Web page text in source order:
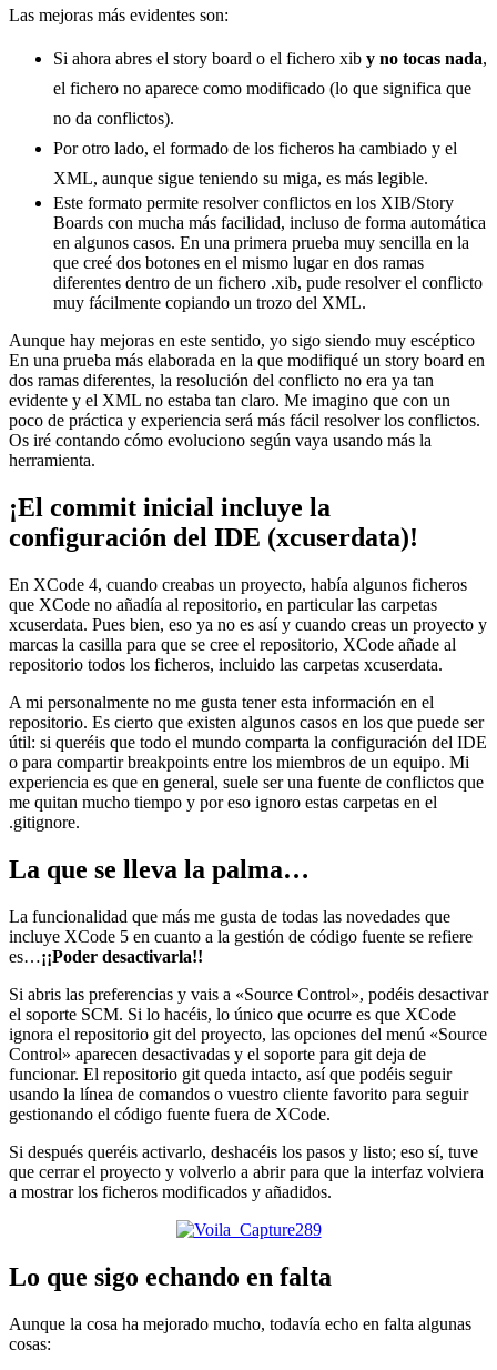
Las mejoras más evidentes son:
Si ahora abres el story board o el fichero xib y no tocas nada,
el fichero no aparece como modificado (lo que significa que
no da conflictos).
Por otro lado, el formado de los ficheros ha cambiado y el
XML, aunque sigue teniendo su miga, es más legible.
Este formato permite resolver conflictos en los XIB/Story
Boards con mucha más facilidad, incluso de forma automática
en algunos casos. En una primera prueba muy sencilla en la
que creé dos botones en el mismo lugar en dos ramas
diferentes dentro de un fichero .xib, pude resolver el conflicto
muy fácilmente copiando un trozo del XML.
Aunque hay mejoras en este sentido, yo sigo siendo muy escéptico
En una prueba más elaborada en la que modifiqué un story board en
dos ramas diferentes, la resolución del conflicto no era ya tan
evidente y el XML no estaba tan claro. Me imagino que con un
poco de práctica y experiencia será más fácil resolver los conflictos.
Os iré contando cómo evoluciono según vaya usando más la
herramienta.
¡El commit inicial incluye la
configuración del IDE (xcuserdata)!
En XCode 4, cuando creabas un proyecto, había algunos ficheros
que XCode no añadía al repositorio, en particular las carpetas
xcuserdata. Pues bien, eso ya no es así y cuando creas un proyecto y
marcas la casilla para que se cree el repositorio, XCode añade al
repositorio todos los ficheros, incluido las carpetas xcuserdata.
A mi personalmente no me gusta tener esta información en el
repositorio. Es cierto que existen algunos casos en los que puede ser
útil: si queréis que todo el mundo comparta la configuración del IDE
o para compartir breakpoints entre los miembros de un equipo. Mi
experiencia es que en general, suele ser una fuente de conflictos que
me quitan mucho tiempo y por eso ignoro estas carpetas en el
.gitignore.
La que se lleva la palma…
La funcionalidad que más me gusta de todas las novedades que
incluye XCode 5 en cuanto a la gestión de código fuente se refiere
es…¡¡Poder desactivarla!!
Si abris las preferencias y vais a «Source Control», podéis desactivar
el soporte SCM. Si lo hacéis, lo único que ocurre es que XCode
ignora el repositorio git del proyecto, las opciones del menú «Source
Control» aparecen desactivadas y el soporte para git deja de
funcionar. El repositorio git queda intacto, así que podéis seguir
usando la línea de comandos o vuestro cliente favorito para seguir
gestionando el código fuente fuera de XCode.
Si después queréis activarlo, deshacéis los pasos y listo; eso sí, tuve
que cerrar el proyecto y volverlo a abrir para que la interfaz volviera
a mostrar los ficheros modificados y añadidos.
Lo que sigo echando en falta
Aunque la cosa ha mejorado mucho, todavía echo en falta algunas
cosas: